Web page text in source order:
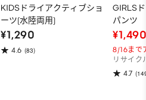
KIDSドライアクティブショ
ーツ(水陸両用)
¥1,290
4.6 (83)
GIRLS
パンツ
8/16まで
リサイク
4.7